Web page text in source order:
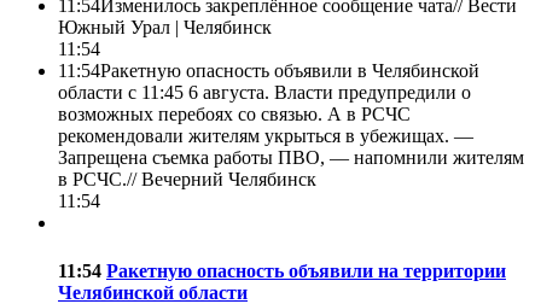
11:54Изменилось закреплённое сообщение чата//Вести
Южный Урал | Челябинск
11:54
11:54Ракетную опасность объявили в Челябинской
области с 11:45 6 августа. Власти предупредили о
возможных перебоях со связью. А в РСЧС
рекомендовали жителям укрыться в убежищах. —
Запрещена съемка работы ПВО, — напомнили жителям
в РСЧС.//Вечерний Челябинск
11:54
11:54 Ракетную опасность объявили на территории
Челябинской области